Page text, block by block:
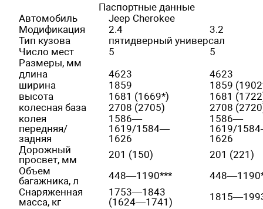
Паспортные данные
Автомобиль
Jeep Cherokee
Модификация
2.4
3.2
Тип кузова
пятидверный универсал
Число мест
5
5
Размеры, мм
длина
4623
4623
ширина
1859
1859
высота
1681 (1669*)
1681
колесная база
2708 (2705)
2708
колея
передняя/
задняя
1586—
1619/1584—
1626
1586—
1619/
1626
Дорожный
просвет, мм
201 (150)
201 (221)
Объем
багажника, л
448—1190***
Снаряженная
масса, кг
1753—1843
(1624—1741)